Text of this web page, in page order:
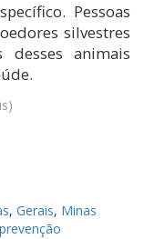
Pessoas
silvestres
animais
, Gerais, Minas
prevenção